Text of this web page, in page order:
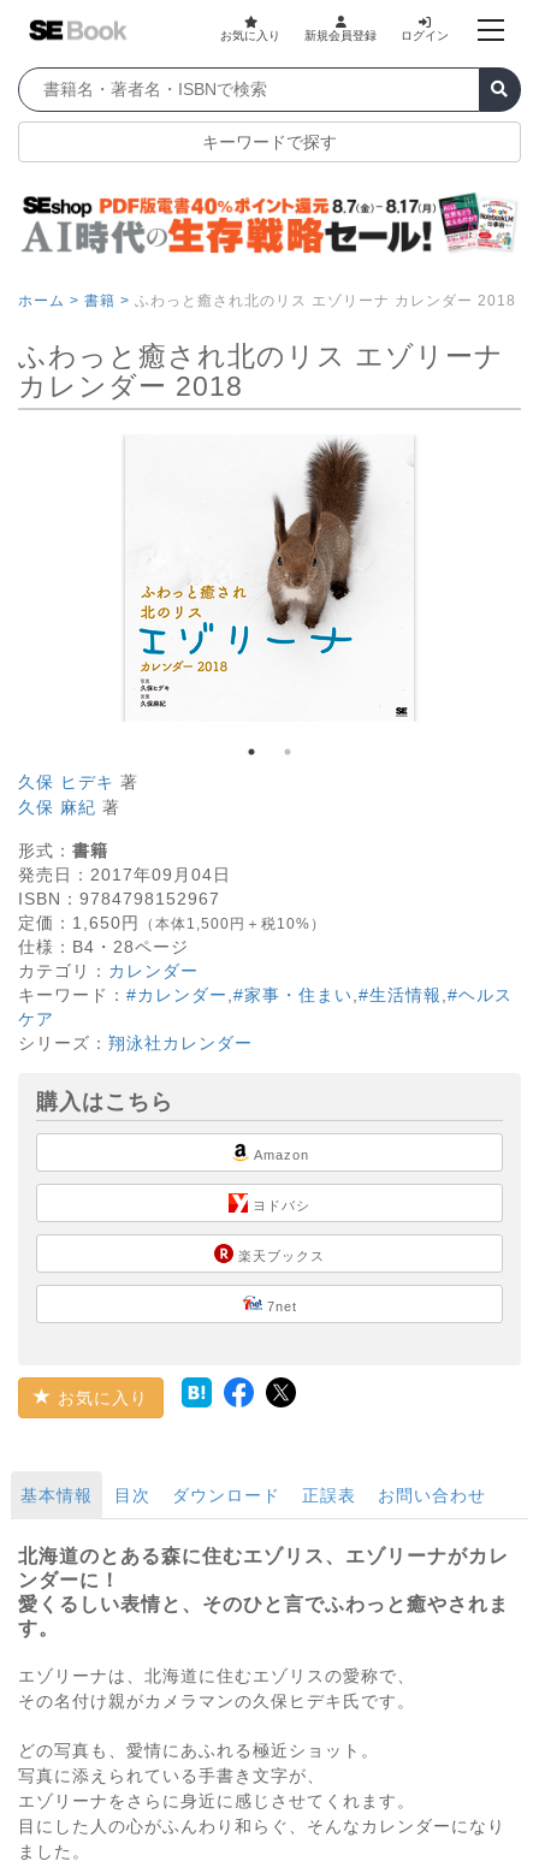
お気に入り 新規会員登録 ログイン
キーワードで探す
ホーム > 書籍 > ふわっと癒され北のリス エゾリーナ カレンダー 2018
ふわっと癒され北のリス エゾリーナ
カレンダー 2018
久保 ヒデキ 著
久保 麻紀 著
形式： 書籍
発売日： 2017年09月04日
ISBN： 9784798152967
定価： 1,650円 （本体1,500円＋税10%）
仕様： B4・ 28ページ
カテゴリ： カレンダー
キーワード： #カレンダー #家事・住まい #生活情報 #ヘルス
ケア
シリーズ： 翔泳社カレンダー
購入はこちら
Amazon
ヨドバシ
楽天ブックス
7net
お気に入り
基本情報 目次 ダウンロード 正誤表 お問い合わせ
北海道のとある森に住むエゾリス、エゾリーナがカレ
ンダーに！
愛くるしい表情と、そのひと言でふわっと癒やされま
す。
エゾリーナは、北海道に住むエゾリスの愛称で、
その名付け親がカメラマンの久保ヒデキ氏です。
どの写真も、愛情にあふれる極近ショット。
写真に添えられている手書き文字が、
エゾリーナをさらに身近に感じさせてくれます。
目にした人の心がふんわり和らぐ、そんなカレンダーになり
ました。